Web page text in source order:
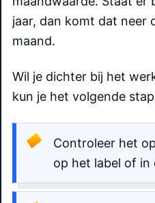
jaar, dan komt dat neer
maand.
Wil je dichter bij het
kun je het volgende
Controleer het
op het label of in